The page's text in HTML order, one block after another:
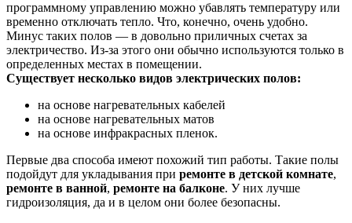
программному управлению можно убавлять температуру или
временно отключать тепло. Что, конечно, очень удобно.
Минус таких полов — в довольно приличных счетах за
электричество. Из-за этого они обычно используются только в
определенных местах в помещении.
Существует несколько видов электрических полов:
на основе нагревательных кабелей
на основе нагревательных матов
на основе инфракрасных пленок.
Первые два способа имеют похожий тип работы. Такие полы
подойдут для укладывания при ремонте в детской комнате,
ремонте в ванной, ремонте на балконе. У них лучше
гидроизоляция, да и в целом они более безопасны.